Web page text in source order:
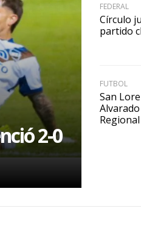
2-0
FEDERAL
Círculo
partido
FUTBOL
San